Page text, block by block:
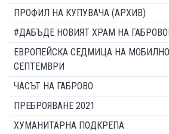
ПРОФИЛ НА КУПУВАЧА (АРХИВ)
#ДАБЪДЕ НОВИЯТ ХРАМ НА ГАБРОВО!
ЕВРОПЕЙСКА СЕДМИЦА НА
СЕПТЕМВРИ
ЧАСЪТ НА ГАБРОВО
ПРЕБРОЯВАНЕ 2021
ХУМАНИТАРНА ПОДКРЕПА